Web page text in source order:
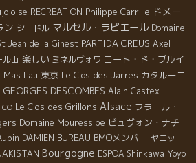
RECREATION Philippe Carrille ドメー
ン シードル マルセル・ラピエール Domaine
Jean de la Ginest PARTIDA CREUS Axel
山 楽しい ミネルヴォワ コート・ド・ブルイ
Mas Lau 東京 Le Clos des Jarres カタルーニ
DESCOMBES Alain Castex
Le Clos des Grillons Alsace フラール・
Domaine Mouressipe ビュヴォン・ナチ
DAMIEN BUREAU BMOメンバー ヤニッ
Bourgogne ESPOA Shinkawa Yoyo